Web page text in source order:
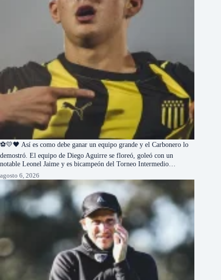
⚽💛🖤 Así es como debe ganar un equipo grande y el Carbonero lo
demostró. El equipo de Diego Aguirre se floreó, goleó con un
notable Leonel Jaime y es bicampeón del Torneo Intermedio…
agosto 6, 2026